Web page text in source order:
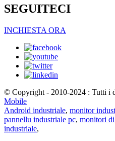
SEGUITECI
INCHIESTA ORA
© Copyright - 2010-2024 : Tutti i
Mobile
Android industriale, monitor
pannellu industriale pc, monitori
industriale,